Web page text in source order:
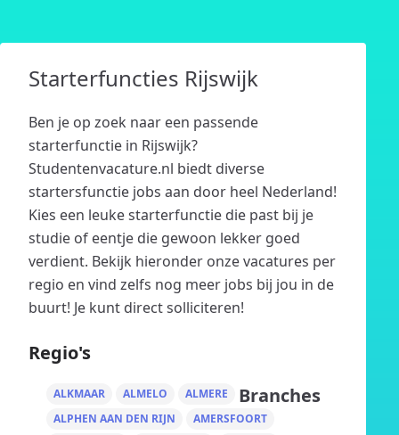
Starterfuncties Rijswijk
Ben je op zoek naar een passende
starterfunctie in Rijswijk?
Studentenvacature.nl biedt diverse
startersfunctie jobs aan door heel Nederland!
Kies een leuke starterfunctie die past bij je
studie of eentje die gewoon lekker goed
verdient. Bekijk hieronder onze vacatures per
regio en vind zelfs nog meer jobs bij jou in de
buurt! Je kunt direct solliciteren!
Regio's
ALKMAAR ALMELO
ALMERE
ALPHEN AAN DEN RIJN
AMERSFOORT
Branches